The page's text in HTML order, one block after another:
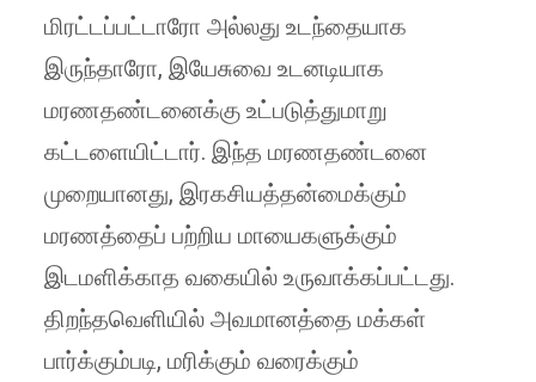
மிரட்டப்பட்டாரோ அல்லது உடந்தையாக
இருந்தாரோ, இயேசுவை உடனடியாக
மரணதண்டனைக்கு உட்படுத்துமாறு
கட்டளையிட்டார். இந்த மரணதண்டனை
முறையானது, இரகசியத்தன்மைக்கும்
மரணத்தைப் பற்றிய மாயைகளுக்கும்
இடமளிக்காத வகையில் உருவாக்கப்பட்டது.
திறந்தவெளியில் அவமானத்தை மக்கள்
பார்க்கும்படி, மரிக்கும் வரைக்கும்